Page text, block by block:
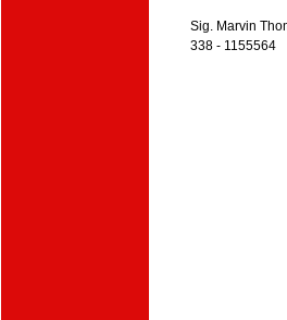
Sig. Marvin
338 - 1155564